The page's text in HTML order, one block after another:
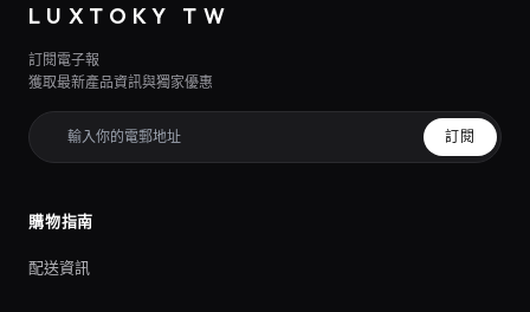
LUXTOKY TW
訂閱電子報
獲取最新產品資訊與獨家優惠
訂閱
購物指南
配送資訊